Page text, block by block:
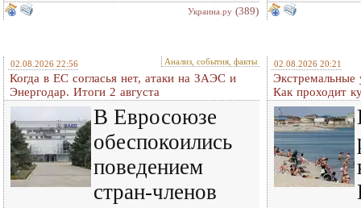
Украина.ру (389)
02.08.2026 22:56 Анализ, события, факты
Когда в ЕС согласья нет, атаки на ЗАЭС и
Энергодар. Итоги 2 августа
В Евросоюзе
обеспокоились
поведением
стран-членов
02.08.2026 20:21
Экстремальные
Как проходит